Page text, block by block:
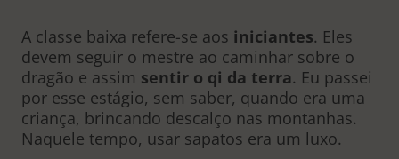
A classe baixa refere-se aos iniciantes. Eles
devem seguir o mestre ao caminhar sobre o
dragão e assim sentir o qi da terra. Eu passei
por esse estágio, sem saber, quando era uma
criança, brincando descalço nas montanhas.
Naquele tempo, usar sapatos era um luxo.